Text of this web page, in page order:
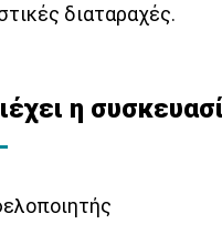
διαταραχές.
η